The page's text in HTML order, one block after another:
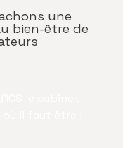
une
bien-être de